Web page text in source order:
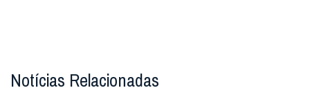
Notícias Relacionadas